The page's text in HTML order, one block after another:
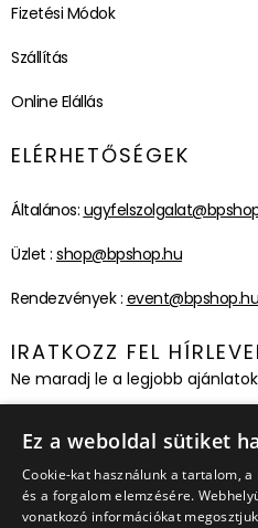
Fizetési Módok
Szállítás
Online Elállás
ELÉRHETŐSÉGEK
Általános:
Üzlet : shop@bpshop.hu
Rendezvények : event@bpshop.hu
IRATKOZZ FEL
Ne maradj le a legjobb
Ez a weboldal sütiket
Cookie-kat használunk a tartalom,
és a forgalom elemzésére.
vonatkozó információkat